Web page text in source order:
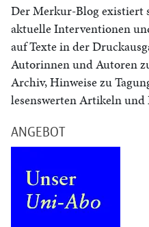
Der Merkur-Blog existiert
aktuelle Interventionen
auf Texte in der
Autorinnen und Autoren
Archiv, Hinweise zu
lesenswerten Artikeln und
ANGEBOT